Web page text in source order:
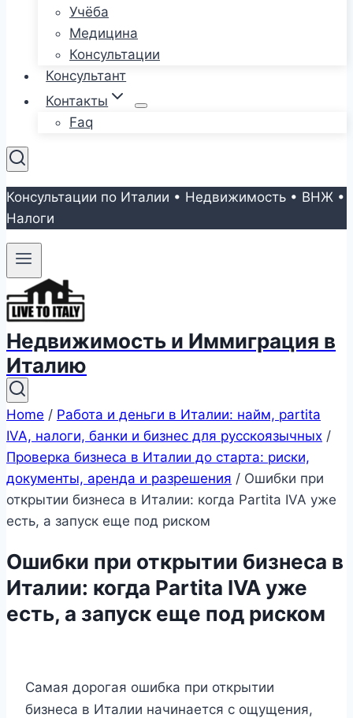
Учёба
Медицина
Консультации
Консультант
Контакты
Faq
Консультации по Италии • Недвижимость • ВНЖ •
Налоги
Недвижимость и Иммиграция в
Италию
Home / Работа и деньги в Италии: найм, partita
IVA, налоги, банки и бизнес для русскоязычных /
Проверка бизнеса в Италии до старта: риски,
документы, аренда и разрешения / Ошибки при
открытии бизнеса в Италии: когда Partita IVA уже
есть, а запуск еще под риском
Ошибки при открытии бизнеса в
Италии: когда Partita IVA уже
есть, а запуск еще под риском
Самая дорогая ошибка при открытии
бизнеса в Италии начинается с ощущения,